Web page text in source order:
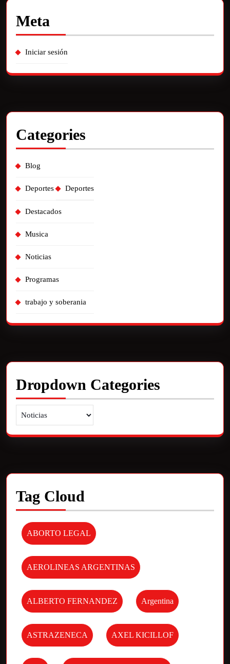
Meta
Iniciar sesión
Categories
Blog
Deportes Deportes
Destacados
Musica
Noticias
Programas
trabajo y soberania
Dropdown Categories
Tag Cloud
ABORTO LEGAL
AEROLINEAS ARGENTINAS
ALBERTO FERNANDEZ Argentina
ASTRAZENECA AXEL KICILLOF